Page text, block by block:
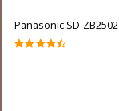
Panasonic SD-ZB2502